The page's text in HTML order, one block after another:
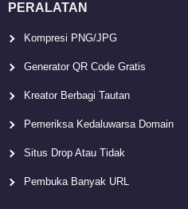
PERALATAN
Kompresi PNG/JPG
Generator QR Code Gratis
Kreator Berbagi Tautan
Pemeriksa Kedaluwarsa Domain
Situs Drop Atau Tidak
Pembuka Banyak URL